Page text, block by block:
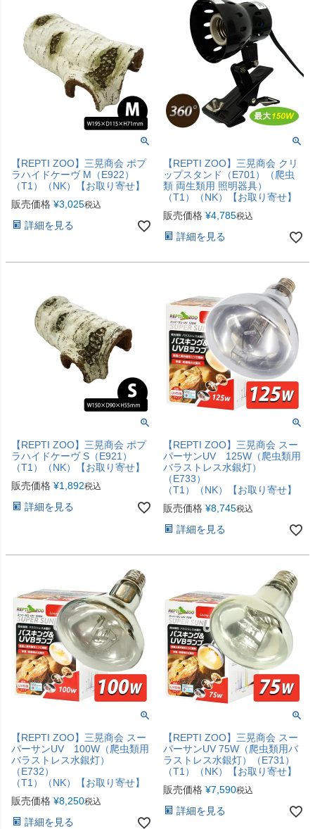
【REPTI ZOO】三晃商会 ポプ
ラハイドケーヴ M（E922）
（T1）（NK）【お取り寄せ】
販売価格 ¥3,025税込
詳細を見る
【REPTI ZOO】三晃商会 クリ
ップスタンド（E701）（爬虫
類 両生類用 照明器具）
（T1）（NK）【お取り寄せ】
販売価格 ¥4,785税込
詳細を見る
【REPTI ZOO】三晃商会 ポプ
ラハイドケーヴ S（E921）
（T1）（NK）【お取り寄せ】
販売価格 ¥1,892税込
詳細を見る
【REPTI ZOO】三晃商会 スー
パーサンUV 125W（爬虫類用
バラストレス水銀灯）
（E733）
（T1）（NK）【お取り寄せ】
販売価格 ¥8,745税込
詳細を見る
【REPTI ZOO】三晃商会 スー
パーサンUV 100W（爬虫類用
バラストレス水銀灯）
（E732）
（T1）（NK）【お取り寄せ】
販売価格 ¥8,250税込
詳細を見る
【REPTI ZOO】三晃商会 スー
パーサンUV 75W（爬虫類用バ
ラストレス水銀灯）（E731）
（T1）（NK）【お取り寄せ】
販売価格 ¥7,590税込
詳細を見る